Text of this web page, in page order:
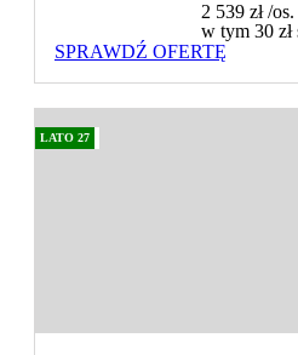
2 539 zł/os.
w tym 30 zł
SPRAWDŹ OFERTĘ
LATO 27